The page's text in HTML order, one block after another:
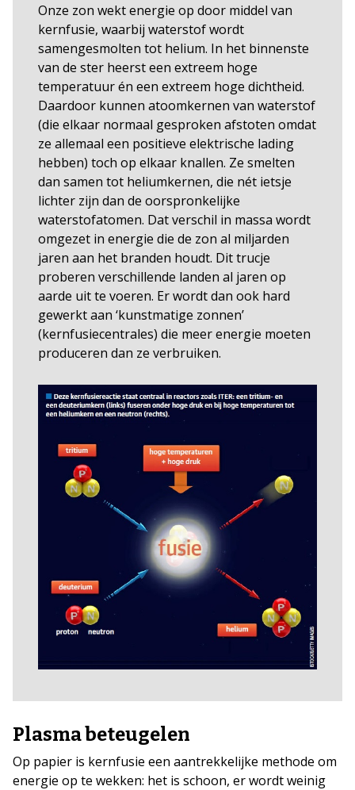
Onze zon wekt energie op door middel van
kernfusie, waarbij waterstof wordt
samengesmolten tot helium. In het binnenste
van de ster heerst een extreem hoge
temperatuur én een extreem hoge dichtheid.
Daardoor kunnen atoomkernen van waterstof
(die elkaar normaal gesproken afstoten omdat
ze allemaal een positieve elektrische lading
hebben) toch op elkaar knallen. Ze smelten
dan samen tot heliumkernen, die nét ietsje
lichter zijn dan de oorspronkelijke
waterstofatomen. Dat verschil in massa wordt
omgezet in energie die de zon al miljarden
jaren aan het branden houdt. Dit trucje
proberen verschillende landen al jaren op
aarde uit te voeren. Er wordt dan ook hard
gewerkt aan ‘kunstmatige zonnen’
(kernfusiecentrales) die meer energie moeten
produceren dan ze verbruiken.
Plasma beteugelen
Op papier is kernfusie een aantrekkelijke methode om
energie op te wekken: het is schoon, er wordt weinig